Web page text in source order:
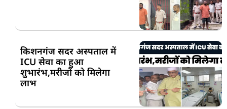
किशनगंज सदर अस्पताल में
ICU सेवा का हुआ
शुभारंभ,मरीजों को मिलेगा
लाभ